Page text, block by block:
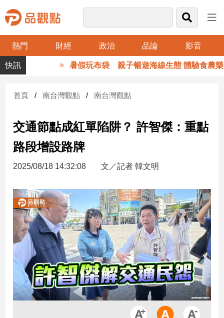
熱門 財經 政治 品論 影音
品
觀
財
台
財
新
產
經/
股
市
房
產
品
暑假玩布袋 親子暢遊海線生態 體驗食農樂趣
首頁 南台灣觀點 南台灣觀點
交通節點成紅單陷阱？ 許智傑：重點
路段增設路牌
2025/08/18 14:32:08 文／記者 韓文明